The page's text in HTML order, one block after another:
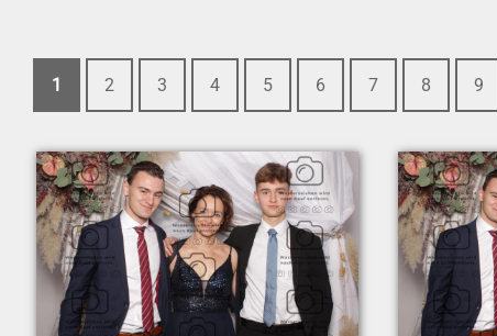
1 2 3 4 5 6 7 8 9